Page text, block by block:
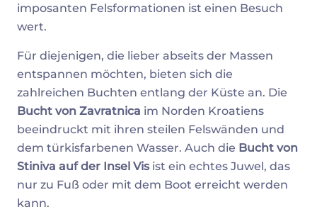
imposanten Felsformationen ist einen Besuch
wert.
Für diejenigen, die lieber abseits der Massen
entspannen möchten, bieten sich die
zahlreichen Buchten entlang der Küste an. Die
Bucht von Zavratnica im Norden Kroatiens
beeindruckt mit ihren steilen Felswänden und
dem türkisfarbenen Wasser. Auch die Bucht von
Stiniva auf der Insel Visist ein echtes Juwel, das
nur zu Fuß oder mit dem Boot erreicht werden
kann.